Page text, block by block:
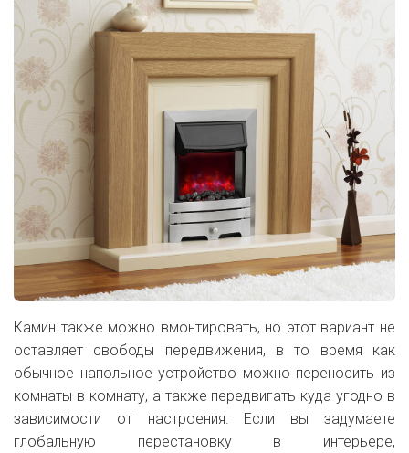
Камин также можно вмонтировать, но этот вариант не
оставляет свободы передвижения, в то время как
обычное напольное устройство можно переносить из
комнаты в комнату, а также передвигать куда угодно в
зависимости от настроения. Если вы задумаете
глобальную перестановку в интерьере,